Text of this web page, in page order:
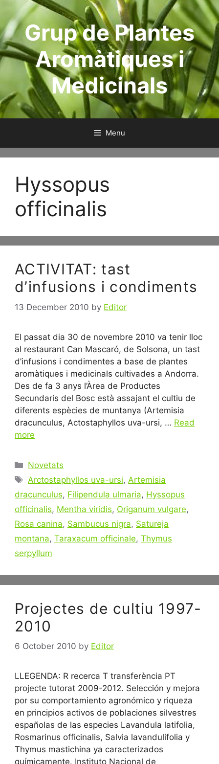
contentGrup de Plantes
Aromàtiques i
Medicinals
Menu
Hyssopus
officinalis
ACTIVITAT: tast
d’infusions i condiments
13 December 2010 by Editor
El passat dia 30 de novembre 2010 va tenir lloc
al restaurant Can Mascaró, de Solsona, un tast
d’infusions i condimentes a base de plantes
aromàtiques i medicinals cultivades a Andorra.
Des de fa 3 anys l’Àrea de Productes
Secundaris del Bosc està assajant el cultiu de
diferents espècies de muntanya (Artemisia
dracunculus, Actostaphyllos uva-ursi, … Read
more
Categories
Novetats
Tags
Arctostaphyllos uva-ursi, Artemisia
dracunculus, Filipendula ulmaria, Hyssopus
officinalis, Mentha viridis, Origanum vulgare,
Rosa canina, Sambucus nigra, Satureja
montana, Taraxacum officinale, Thymus
serpyllum
Projectes de cultiu 1997-
2010
6 October 2010 by Editor
LLEGENDA: R recerca T transferència PT
projecte tutorat 2009-2012. Selección y mejora
por su comportamiento agronómico y riqueza
en principios activos de poblaciones silvestres
españolas de las especies Lavandula latifolia,
Rosmarinus officinalis, Salvia lavandulifolia y
Thymus mastichina ya caracterizados
químicamente. Instituto Nacional de